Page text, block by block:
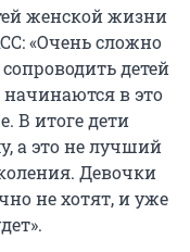
женской жизни
«Очень сложно
детей
в это
В итоге дети
а это не лучший
Девочки
не хотят, и уже